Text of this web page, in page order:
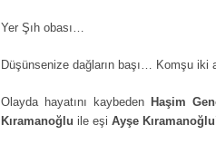
Yer Şıh obası…
Düşünsenize dağların başı… Komşu
Olayda hayatını kaybeden Haşim
Kıramanoğlu ile eşi Ayşe Kıramanoğlu